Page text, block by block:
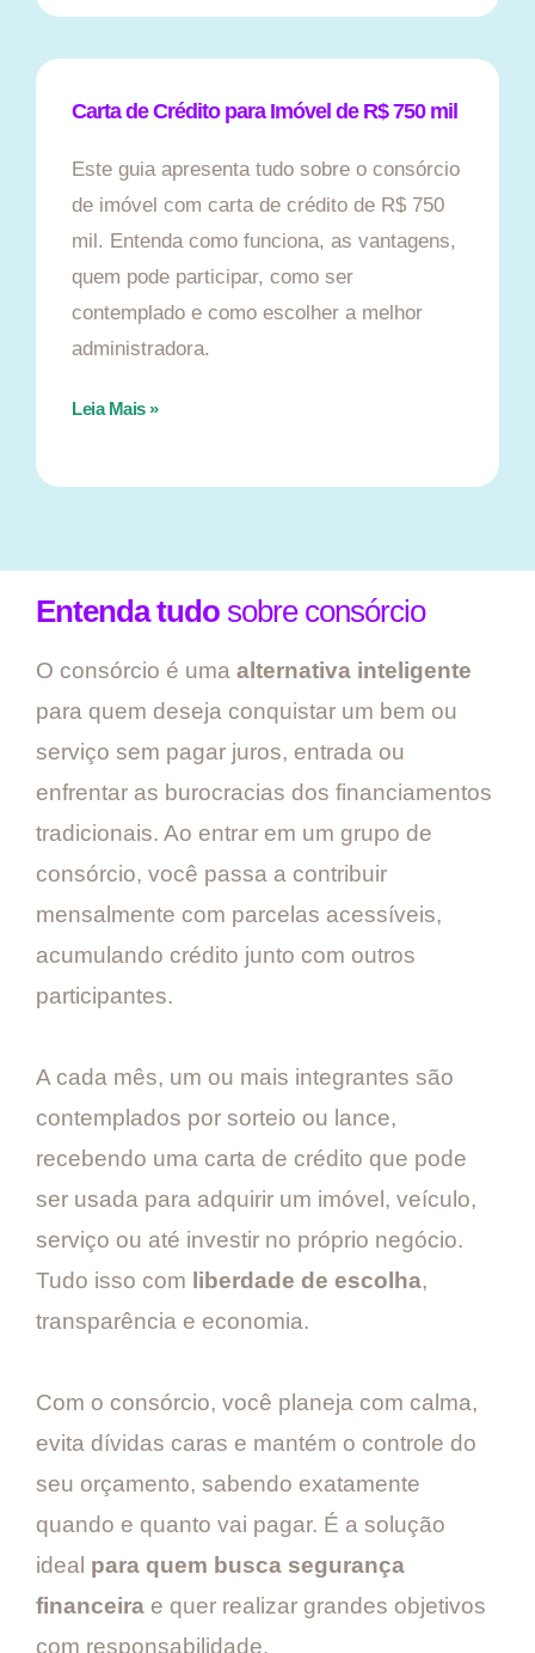
Carta de Crédito para Imóvel de R$ 750 mil
Este guia apresenta tudo sobre o consórcio
de imóvel com carta de crédito de R$ 750
mil. Entenda como funciona, as vantagens,
quem pode participar, como ser
contemplado e como escolher a melhor
administradora.
Leia Mais »
Entenda tudo sobre consórcio
O consórcio é uma alternativa inteligente
para quem deseja conquistar um bem ou
serviço sem pagar juros, entrada ou
enfrentar as burocracias dos financiamentos
tradicionais. Ao entrar em um grupo de
consórcio, você passa a contribuir
mensalmente com parcelas acessíveis,
acumulando crédito junto com outros
participantes.
A cada mês, um ou mais integrantes são
contemplados por sorteio ou lance,
recebendo uma carta de crédito que pode
ser usada para adquirir um imóvel, veículo,
serviço ou até investir no próprio negócio.
Tudo isso com liberdade de escolha,
transparência e economia.
Com o consórcio, você planeja com calma,
evita dívidas caras e mantém o controle do
seu orçamento, sabendo exatamente
quando e quanto vai pagar. É a solução
ideal para quem busca segurança
financeira e quer realizar grandes objetivos
com responsabilidade.